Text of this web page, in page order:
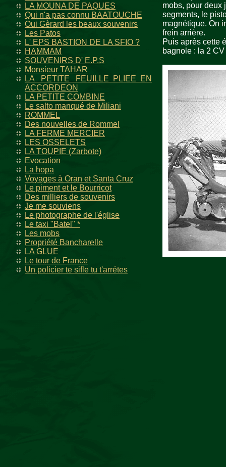
LA MOUNA DE PAQUES
Qui n'a pas connu BAATOUCHE
Oui Gèrard les beaux souvenirs
Les Patos
L' EPS BASTION DE LA SFIO ?
HAMMAM
SOUVENIRS D' E.P.S
Monsieur TAHAR
LA PETITE FEUILLE PLIEE EN
ACCORDEON
LA PETITE COMBINE
Le salto manqué de Miliani
ROMMEL
Des nouvelles de Rommel
LA FERME MERCIER
LES OSSELETS
LA TOUPIE (Zarbote)
Evocation
La hopa
Voyages à Oran et Santa Cruz
Le piment et le Bourricot
Des milliers de souvenirs
Je me souviens
Le photographe de l'église
Le taxi "Batel" *
Les mobs
Propriété Bancharelle
LA GLUE
Le tour de France
Un policier te sifle tu t'arrétes
mobs, pour deux
segments, le
magnétique. On
frein arrière.
Puis après cette
bagnole : la 2